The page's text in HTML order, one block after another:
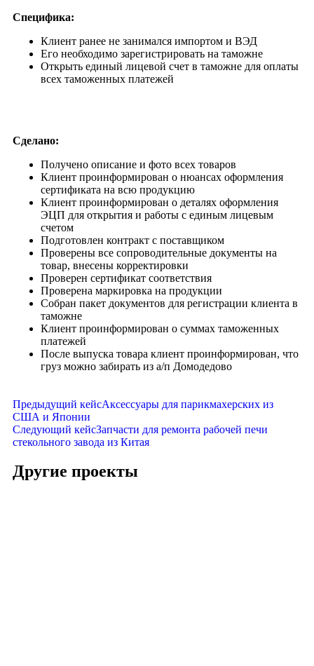
Специфика:
Клиент ранее не занимался импортом и ВЭД
Его необходимо зарегистрировать на таможне
Открыть единый лицевой счет в таможне для оплаты
всех таможенных платежей
Сделано:
Получено описание и фото всех товаров
Клиент проинформирован о нюансах оформления
сертификата на всю продукцию
Клиент проинформирован о деталях оформления
ЭЦП для открытия и работы с единым лицевым
счетом
Подготовлен контракт с поставщиком
Проверены все сопроводительные документы на
товар, внесены корректировки
Проверен сертификат соответствия
Проверена маркировка на продукции
Собран пакет документов для регистрации клиента в
таможне
Клиент проинформирован о суммах таможенных
платежей
После выпуска товара клиент проинформирован, что
груз можно забирать из а/п Домодедово
Предыдущий кейсАксессуары для парикмахерских из
США и Японии
Следующий кейсЗапчасти для ремонта рабочей печи
стекольного завода из Китая
Другие проекты